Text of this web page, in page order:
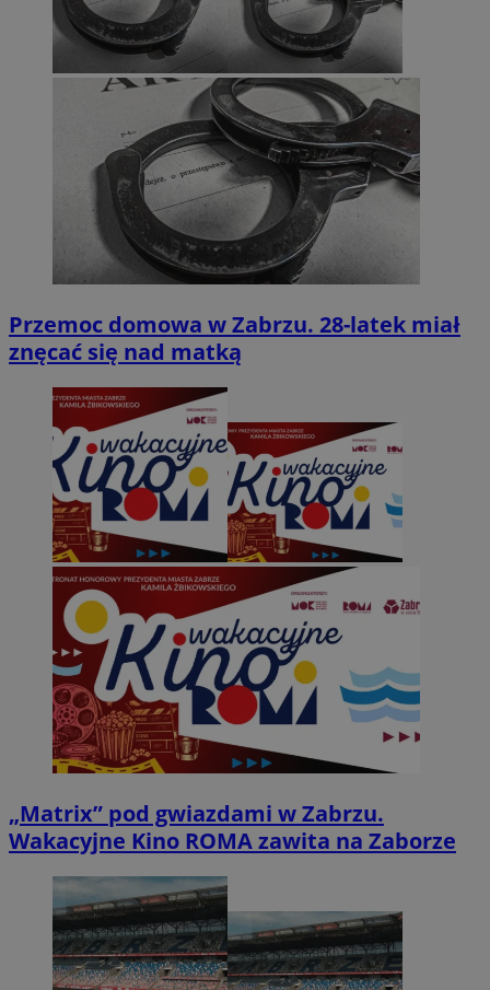
Przemoc domowa w Zabrzu. 28-latek miał
znęcać się nad matką
„Matrix” pod gwiazdami w Zabrzu.
Wakacyjne Kino ROMA zawita na Zaborze